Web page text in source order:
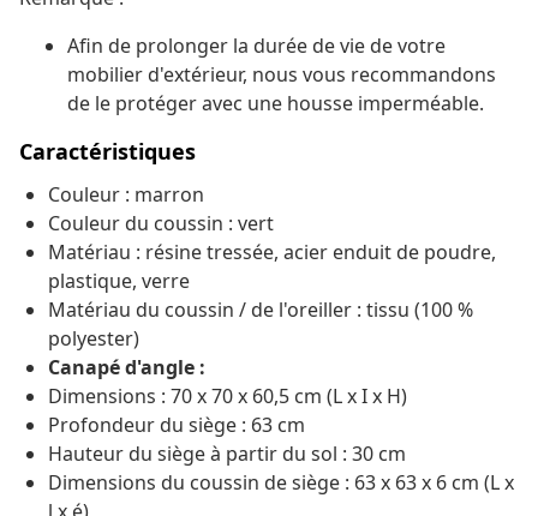
Afin de prolonger la durée de vie de votre
mobilier d'extérieur, nous vous recommandons
de le protéger avec une housse imperméable.
Caractéristiques
Couleur : marron
Couleur du coussin : vert
Matériau : résine tressée, acier enduit de poudre,
plastique, verre
Matériau du coussin / de l'oreiller : tissu (100 %
polyester)
Canapé d'angle :
Dimensions : 70 x 70 x 60,5 cm (L x I x H)
Profondeur du siège : 63 cm
Hauteur du siège à partir du sol : 30 cm
Dimensions du coussin de siège : 63 x 63 x 6 cm (L x